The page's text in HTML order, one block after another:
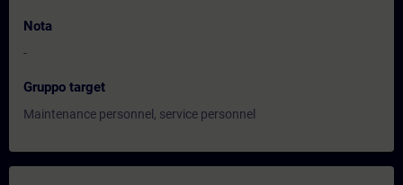
Nota
-
Gruppo target
Maintenance personnel, service personnel